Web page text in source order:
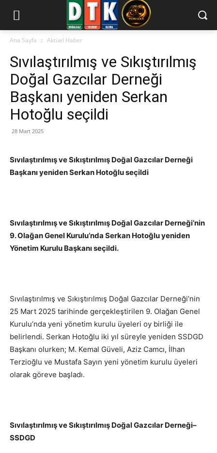
Ana Sayfa Aktüel Haber
Sıvılaştırılmış ve Sıkıştırılmış
Doğal Gazcılar Derneği
Başkanı yeniden Serkan
Hotoğlu seçildi
28 Mart 2025
Sıvılaştırılmış ve Sıkıştırılmış Doğal Gazcılar Derneği
Başkanı yeniden Serkan Hotoğlu seçildi
Sıvılaştırılmış ve Sıkıştırılmış Doğal Gazcılar Derneği’nin
9. Olağan Genel Kurulu’nda Serkan Hotoğlu yeniden
Yönetim Kurulu Başkanı seçildi.
Sıvılaştırılmış ve Sıkıştırılmış Doğal Gazcılar Derneği’nin
25 Mart 2025 tarihinde gerçekleştirilen 9. Olağan Genel
Kurulu’nda yeni yönetim kurulu üyeleri oy birliği ile
belirlendi. Serkan Hotoğlu iki yıl süreyle yeniden SSDGD
Başkanı olurken; M. Kemal Güveli, Aziz Camcı, İlhan
Terzioğlu ve Mustafa Sayın yeni yönetim kurulu üyeleri
olarak göreve başladı.
Sıvılaştırılmış ve Sıkıştırılmış Doğal Gazcılar Derneği–
SSDGD